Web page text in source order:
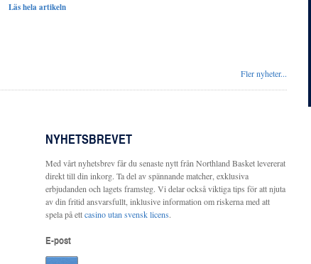
Läs hela artikeln
Fler nyheter...
NYHETSBREVET
Med vårt nyhetsbrev får du senaste nytt från Northland Basket levererat
direkt till din inkorg. Ta del av spännande matcher, exklusiva
erbjudanden och lagets framsteg. Vi delar också viktiga tips för att njuta
av din fritid ansvarsfullt, inklusive information om riskerna med att
spela på ettcasino utan svensk licens.
E-post